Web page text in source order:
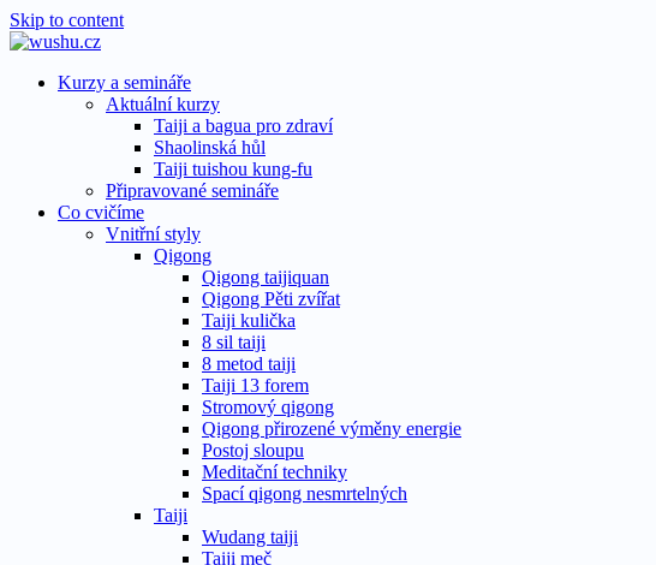
Skip to content
Kurzy a semináře
Aktuální kurzy
Taiji a bagua pro zdraví
Shaolinská hůl
Taiji tuishou kung-fu
Připravované semináře
Co cvičíme
Vnitřní styly
Qigong
Qigong taijiquan
Qigong Pěti zvířat
Taiji kulička
8 sil taiji
8 metod taiji
Taiji 13 forem
Stromový qigong
Qigong přirozené výměny energie
Postoj sloupu
Meditační techniky
Spací qigong nesmrtelných
Taiji
Wudang taiji
Taiji meč